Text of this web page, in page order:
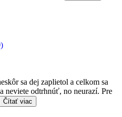
sa dej zaplietol a celkom sa
neviete odtrhnúť, no neurazí. Pre
Čítať viac